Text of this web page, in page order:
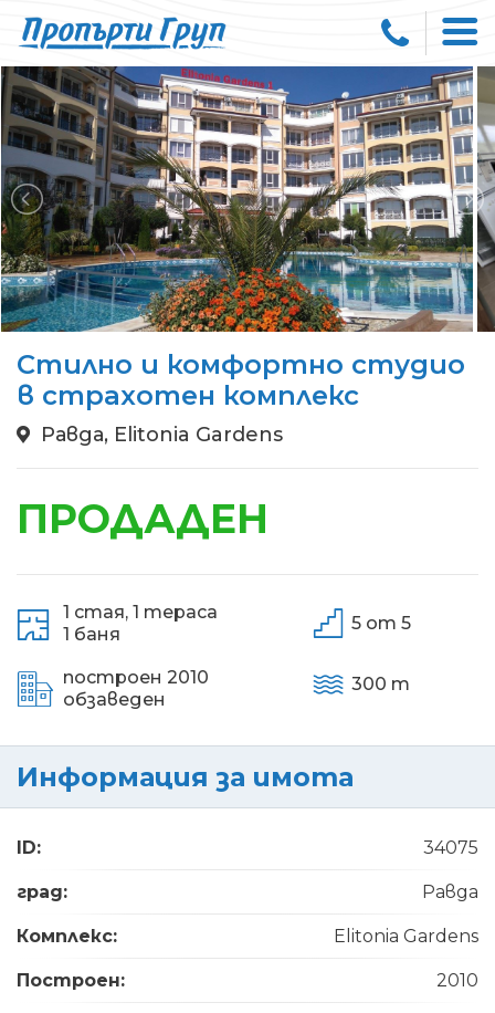
Стилно и комфортно студио
в страхотен комплекс
Равда, Elitonia Gardens
ПРОДАДЕН
1 стая, 1 тераса
1 баня
построен 2010
обзаведен
5 от 5
300 m
Информация за имота
ID: 34075
град: Равда
Комплекс: Elitonia Gardens
Построен: 2010